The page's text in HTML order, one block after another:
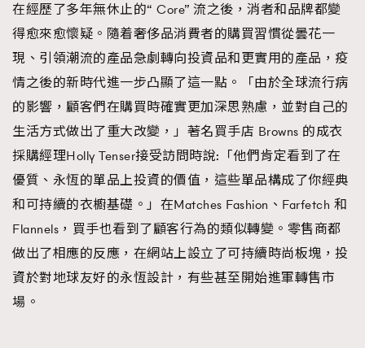
在經歷了多年無休止的“ Core” 流之後，消者和品牌都變
得愈來愈懷疑。隨着奢侈品消費者的購買習慣從曇花一
現、引領潮流的產品急劇轉向投資品和更實用的產品，疫
情之後的新時代進一步凸顯了這一點。「由於全球流行病
的影響，顧客們在購買時確實更加深思熟慮，並對自己的
生活方式做出了重大改變，」著名買手店 Browns 的成衣
採購經理Holly Tenser接受訪問時說:「他們肯定看到了在
優質、永恆的單品上投資的價值，這些單品構成了你經典
和可持續的衣櫥基礎。」在Matches Fashion、Farfetch 和
Flannels，買手也看到了顧客行為的類似轉變。零售商都
做出了相應的反應，在網站上設立了可持續時尚板塊，投
資於對地球友好的永恆設計，有些甚至開始進軍轉售市
場。